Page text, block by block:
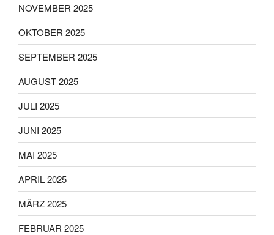
NOVEMBER 2025
OKTOBER 2025
SEPTEMBER 2025
AUGUST 2025
JULI 2025
JUNI 2025
MAI 2025
APRIL 2025
MÄRZ 2025
FEBRUAR 2025